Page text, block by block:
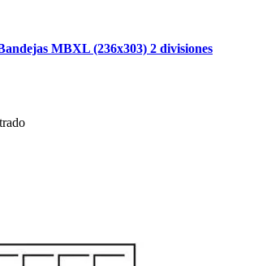
MBXL (236x303) 2 divisiones